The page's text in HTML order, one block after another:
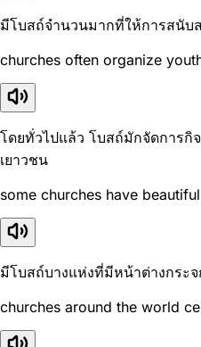
มีโบสถ์จำนวนมากที่ให้การสนั
churches often organize
โดยทั่วไปแล้ว โบสถ์มักจัดการกิ
เยาวชน
some churches have
มีโบสถ์บางแห่งที่มีหน้าต่างกระ
churches around the world